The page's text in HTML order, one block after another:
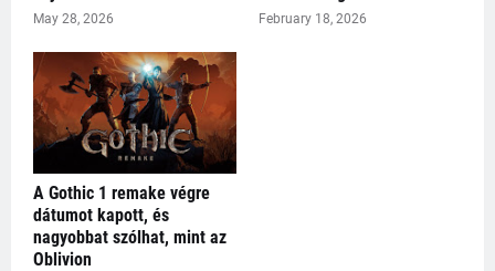
May 28, 2026 February 18, 2026
A Gothic 1 remake végre
dátumot kapott, és
nagyobbat szólhat, mint az
Oblivion